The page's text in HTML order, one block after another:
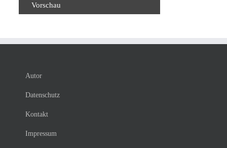
Vorschau
Autor
Datenschutz
Kontakt
Impressum